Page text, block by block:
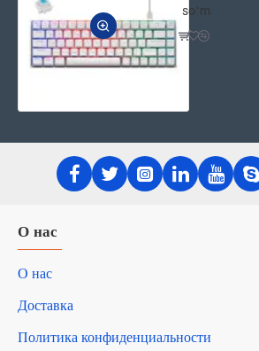
soʻm
О нас
О нас
Доставка
Политика конфиденциальности